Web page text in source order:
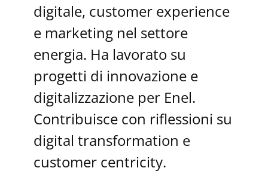
digitale, customer experience
e marketing nel settore
energia. Ha lavorato su
progetti di innovazione e
digitalizzazione per Enel.
Contribuisce con riflessioni su
digital transformation e
customer centricity.